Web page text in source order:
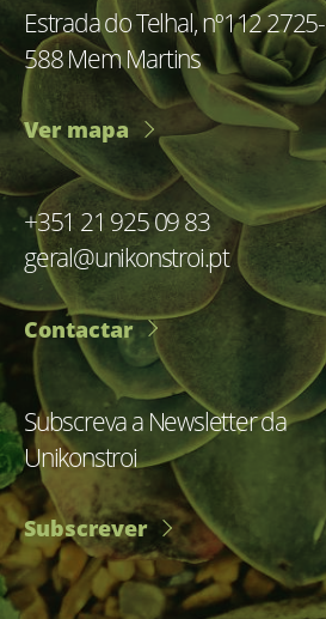
Estrada do Telhal, nº112 2725-
588 Mem Martins
Ver mapa
+351 21 925 09 83
geral@unikonstroi.pt
Contactar
Subscreva a Newsletter da
Unikonstroi
Subscrever